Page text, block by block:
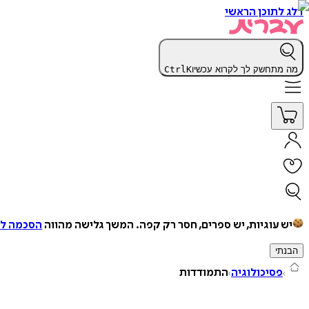
דלג לתוכן הראשי
מה מתחשק לך לקרוא עכשיו CtrlK
יש עוגיות, יש ספרים, חסר רק קפה. המשך גלישה מהווה הסכמה
הבנתי
פסיכולוגיה התמודדות